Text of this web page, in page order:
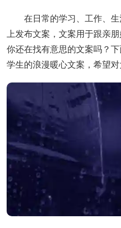
在日常的学习、工作、
上发布文案，文案用于跟亲朋
你还在找有意思的文案吗？
学生的浪漫暖心文案，希望对